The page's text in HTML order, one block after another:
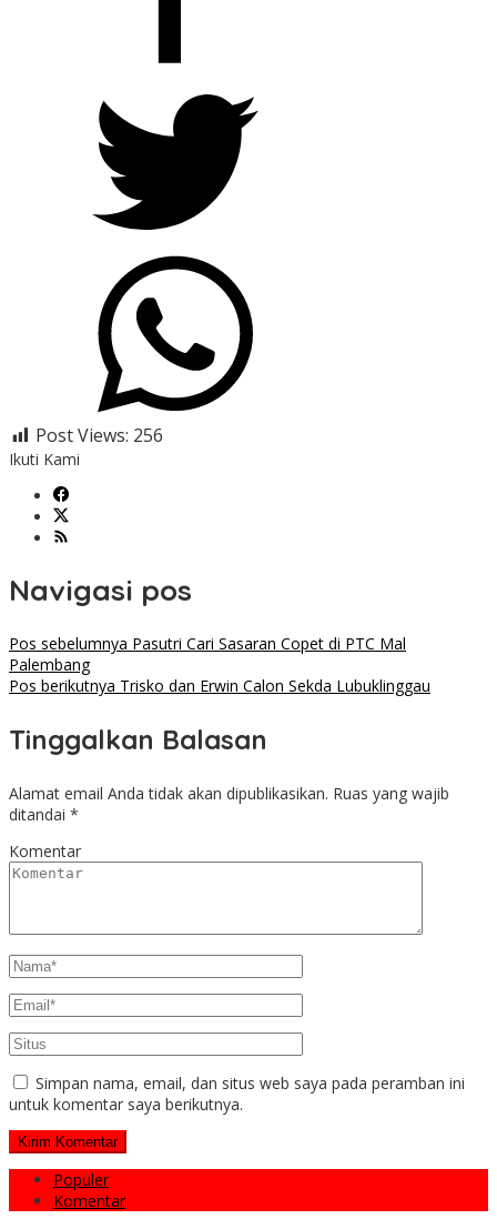
Post Views: 256
Ikuti Kami
Navigasi pos
Pos sebelumnya Pasutri Cari Sasaran Copet di PTC Mal
Palembang
Pos berikutnya Trisko dan Erwin Calon Sekda Lubuklinggau
Tinggalkan Balasan
Alamat email Anda tidak akan dipublikasikan. Ruas yang wajib
ditandai *
Komentar
Simpan nama, email, dan situs web saya pada peramban ini
untuk komentar saya berikutnya.
Populer
Komentar